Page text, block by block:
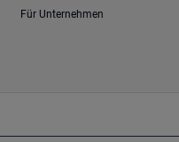
Für Unternehmen